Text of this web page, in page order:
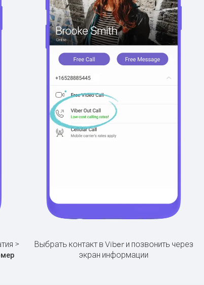
>
Выбрать контакт в Viber и позвонить через
экран информации